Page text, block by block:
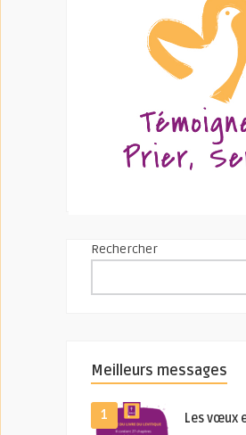
Rechercher
Meilleurs messages
1 Les vœux